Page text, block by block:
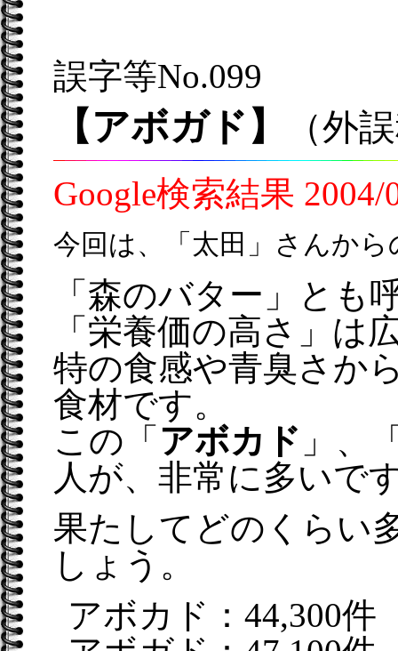
誤字等No.099
【アボガド】 （外
Google検索結果
今回は、「太田」さんか
「森のバター」とも
「栄養価の高さ」は
特の食感や青臭さか
食材です。
この「 アボカド 」、
人が、非常に多いで
果たしてどのくらい
しょう。
アボカド：44,300件